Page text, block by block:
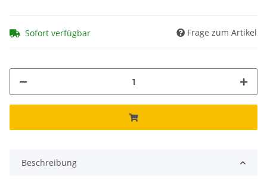
Sofort verfügbar Frage zum Artikel
Beschreibung